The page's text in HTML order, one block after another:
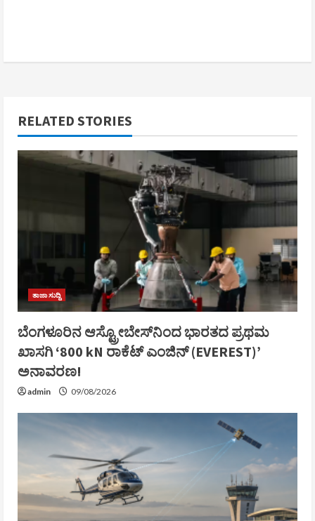
RELATED STORIES
ತಾಜಾ ಸುದ್ದಿ
ಬೆಂಗಳೂರಿನ ಆಸ್ಟ್ರೋಬೇಸ್‌ನಿಂದ ಭಾರತದ ಪ್ರಥಮ
ಖಾಸಗಿ ‘800 kN ರಾಕೆಟ್ ಎಂಜಿನ್ (EVEREST)’
ಅನಾವರಣ!
admin 09/08/2026